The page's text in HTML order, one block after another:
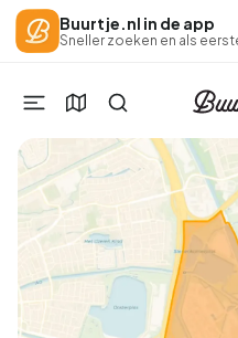
Buurtje.nl in de app
Sneller zoeken en als